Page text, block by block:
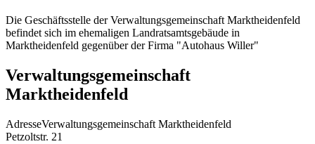
Die Geschäftsstelle der Verwaltungsgemeinschaft Marktheidenfeld
befindet sich im ehemaligen Landratsamtsgebäude in
Marktheidenfeld gegenüber der Firma "Autohaus Willer"
Verwaltungsgemeinschaft
Marktheidenfeld
AdresseVerwaltungsgemeinschaft Marktheidenfeld
Petzoltstr. 21